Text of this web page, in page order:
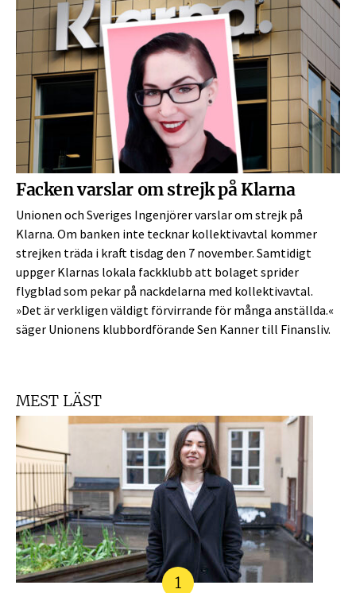
Facken varslar om strejk på Klarna
Unionen och Sveriges Ingenjörer varslar om strejk på
Klarna. Om banken inte tecknar kollektivavtal kommer
strejken träda i kraft tisdag den 7 november. Samtidigt
uppger Klarnas lokala fackklubb att bolaget sprider
flygblad som pekar på nackdelarna med kollektivavtal.
»Det är verkligen väldigt förvirrande för många anställda.«
säger Unionens klubbordförande Sen Kanner till Finansliv.
MEST LÄST